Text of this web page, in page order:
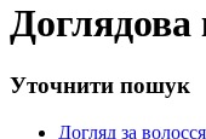
Доглядова
Уточнити пошук
Догляд за